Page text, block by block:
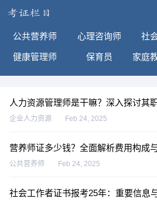
公共营养师 心理咨询师 社
健康管理师 保育员 家庭
人力资源管理师是干嘛？深入探讨其
企业人力资源 Feb 24, 2025
营养师证多少钱？全面解析费用构成
公共营养师 Feb 24, 2025
社会工作者证书报考25年：重要信息